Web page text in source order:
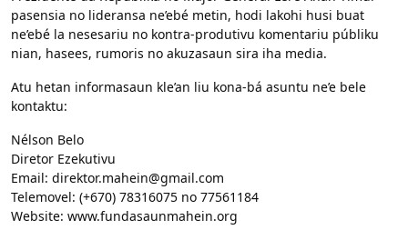
pasensia no lideransa ne’ebé metin, hodi lakohi husi buat
ne’ebé la nesesariu no kontra-produtivu komentariu públiku
nian, hasees, rumoris no akuzasaun sira iha media.
Atu hetan informasaun kle’an liu kona-bá asuntu ne’e bele
kontaktu:
Nélson Belo
Diretor Ezekutivu
Email: direktor.mahein@gmail.com
Telemovel: (+670) 78316075 no 77561184
Website: www.fundasaunmahein.org